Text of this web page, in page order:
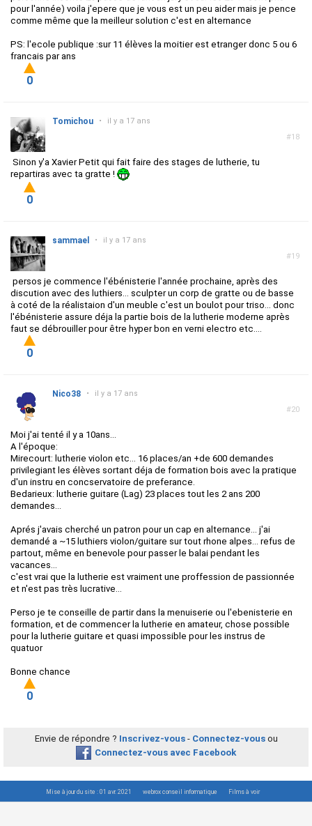
pour l'année) voila j'epere que je vous est un peu aider mais je pence
comme même que la meilleur solution c'est en alternance
PS: l'ecole publique :sur 11 élèves la moitier est etranger donc 5 ou 6
francais par ans
0
#18
Tomichou • il y a 17 ans
Sinon y'a Xavier Petit qui fait faire des stages de lutherie, tu
repartiras avec ta gratte !
0
#19
sammael • il y a 17 ans
persos je commence l'ébénisterie l'année prochaine, après des
discution avec des luthiers... sculpter un corp de gratte ou de basse
à coté de la réalistaion d'un meuble c'est un boulot pour triso... donc
l'ébénisterie assure déja la partie bois de la lutherie moderne après
faut se débrouiller pour être hyper bon en verni electro etc....
0
#20
Nico38 • il y a 17 ans
Moi j'ai tenté il y a 10ans...
A l'époque:
Mirecourt: lutherie violon etc... 16 places/an +de 600 demandes
privilegiant les élèves sortant déja de formation bois avec la pratique
d'un instru en concservatoire de preferance.
Bedarieux: lutherie guitare (Lag) 23 places tout les 2 ans 200
demandes...
Aprés j'avais cherché un patron pour un cap en alternance... j'ai
demandé a ~15 luthiers violon/guitare sur tout rhone alpes... refus de
partout, même en benevole pour passer le balai pendant les
vacances...
c'est vrai que la lutherie est vraiment une proffession de passionnée
et n'est pas très lucrative...
Perso je te conseille de partir dans la menuiserie ou l'ebenisterie en
formation, et de commencer la lutherie en amateur, chose possible
pour la lutherie guitare et quasi impossible pour les instrus de
quatuor
Bonne chance
0
Envie de répondre ? Inscrivez-vous- Connectez-vousou
Connectez-vous avec Facebook
Mise à jour du site : 01 avr. 2021 webrox conseil informatique Films à voir